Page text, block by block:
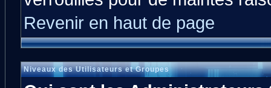
Revenir en haut de page
Niveaux des Utilisateurs et Groupes